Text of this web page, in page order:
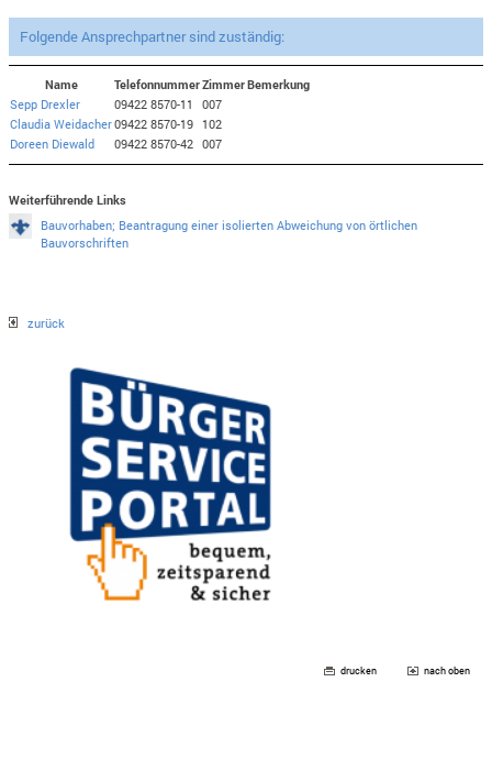
Folgende Ansprechpartner sind zuständig:
Name TelefonnummerZimmerBemerkung
Sepp Drexler
09422 8570-11
007
Claudia Weidacher09422 8570-19 102
Doreen Diewald
09422 8570-42 007
Weiterführende Links
Bauvorhaben; Beantragung einer isolierten Abweichung von örtlichen
Bauvorschriften
zurück
drucken nach oben